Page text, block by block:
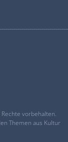
Rechte vorbehalten.
Themen aus Kultur